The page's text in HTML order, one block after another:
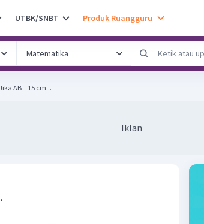
UTBK/SNBT Produk Ruangguru
gambar berikut. Jika AB = 15 cm...
Iklan